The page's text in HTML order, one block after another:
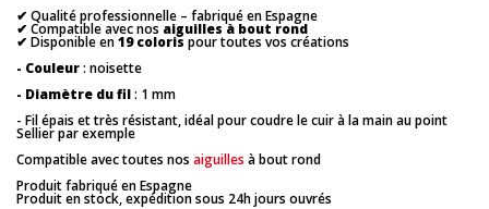
✔ Qualité professionnelle – fabriqué en Espagne
✔ Compatible avec nos aiguilles à bout rond
✔ Disponible en19 coloris pour toutes vos créations
- Couleur: noisette
- Diamètre du fil: 1 mm
- Fil épais et très résistant, idéal pour coudre le cuir à la main au point
Sellier par exemple
Compatible avec toutes nos aiguilles à bout rond
Produit fabriqué en Espagne
Produit en stock, expédition sous 24h jours ouvrés